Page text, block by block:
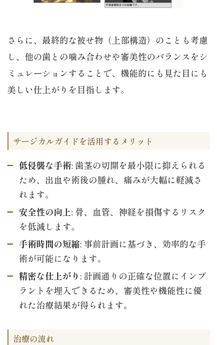
さらに、最終的な被せ物（上部構造）のことも考慮
し、他の歯との噛み合わせや審美性のバランスをシ
ミュレーションすることで、機能的にも見た目にも
美しい仕上がりを目指します。
サージカルガイドを活用するメリット
低侵襲な手術: 歯茎の切開を最小限に抑えられる
ため、出血や術後の腫れ、痛みが大幅に軽減さ
れます。
安全性の向上: 骨、血管、神経を損傷するリスク
を低減します。
手術時間の短縮: 事前計画に基づき、効率的な手
術が可能になります。
精密な仕上がり : 計画通りの正確な位置にインプ
ラントを埋入できるため、審美性や機能性に優
れた治療結果が得られます。
治療の流れ